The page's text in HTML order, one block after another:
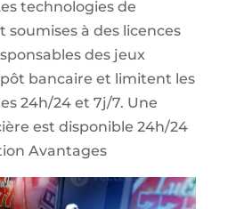
technologies de
soumises à des licences
des jeux
bancaire et limitent les
24h/24 et 7j/7. Une
est disponible 24h/24
Avantages